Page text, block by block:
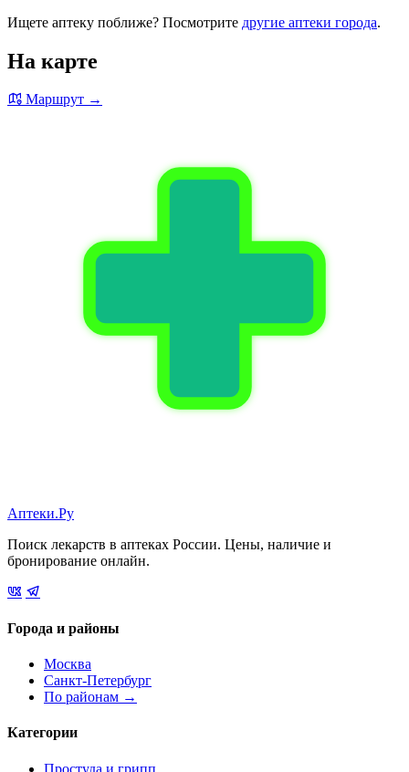
Ищете аптеку поближе? Посмотрите другие аптеки города.
На карте
Маршрут →
Аптеки.Ру
Поиск лекарств в аптеках России. Цены, наличие и
бронирование онлайн.
Города и районы
Москва
Санкт-Петербург
По районам →
Категории
Простуда и грипп